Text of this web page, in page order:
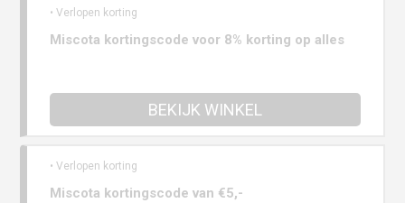
• Verlopen korting
Miscota kortingscode voor 8% korting op alles
BEKIJK WINKEL
• Verlopen korting
Miscota kortingscode van €5,-